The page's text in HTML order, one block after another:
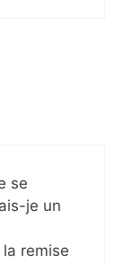
se
je un
remise